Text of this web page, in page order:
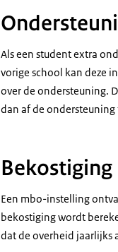
Als een student extra
vorige school kan deze
over de ondersteuning.
dan af de ondersteuning
Een mbo-instelling
bekostiging wordt
dat de overheid jaarlijks